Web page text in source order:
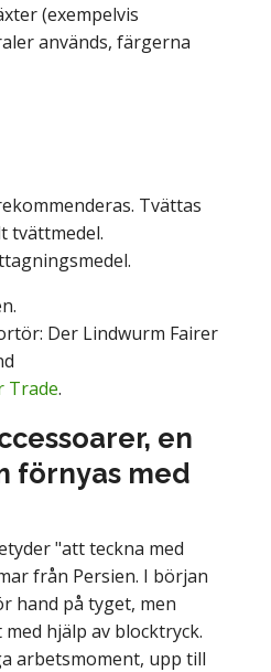
(exempelvis
används, färgerna
Tvättas
tvättmedel.
Der Lindwurm Fairer
Trade.
en
förnyas med
"att teckna med
från Persien. I början
hand på tyget, men
hjälp av blocktryck.
arbetsmoment, upp till